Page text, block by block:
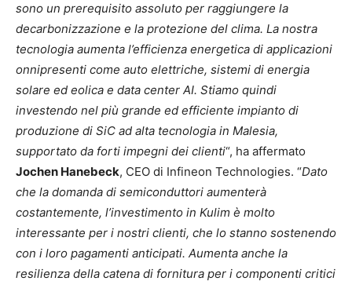
sono un prerequisito assoluto per raggiungere la
decarbonizzazione e la protezione del clima. La nostra
tecnologia aumenta l’efficienza energetica di applicazioni
onnipresenti come auto elettriche, sistemi di energia
solare ed eolica e data center AI. Stiamo quindi
investendo nel più grande ed efficiente impianto di
produzione di SiC ad alta tecnologia in Malesia,
supportato da forti impegni dei clienti“, ha affermato
Jochen Hanebeck, CEO di Infineon Technologies. “Dato
che la domanda di semiconduttori aumenterà
costantemente, l’investimento in Kulim è molto
interessante per i nostri clienti, che lo stanno sostenendo
con i loro pagamenti anticipati. Aumenta anche la
resilienza della catena di fornitura per i componenti critici